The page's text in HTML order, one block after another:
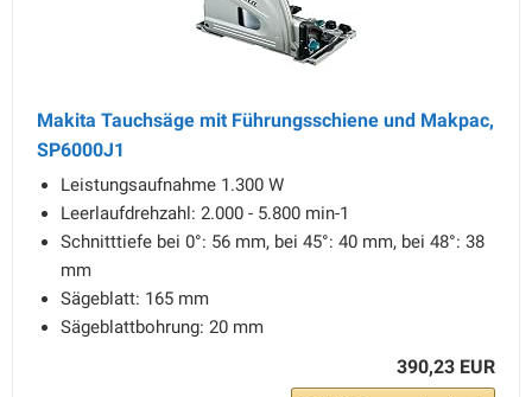
Makita Tauchsäge mit Führungsschiene und Makpac,
SP6000J1
Leistungsaufnahme 1.300 W
Leerlaufdrehzahl: 2.000 - 5.800 min-1
Schnitttiefe bei 0°: 56 mm, bei 45°: 40 mm, bei 48°: 38
mm
Sägeblatt: 165 mm
Sägeblattbohrung: 20 mm
390,23 EUR